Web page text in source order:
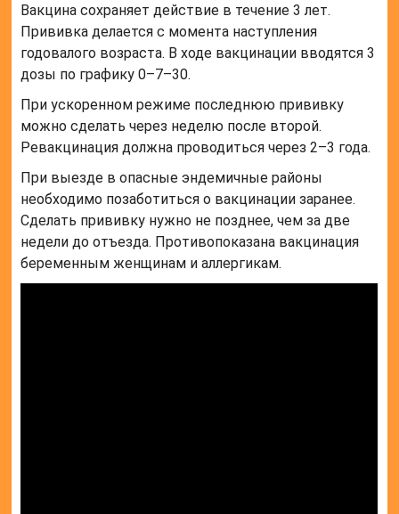
Вакцина сохраняет действие в течение 3 лет.
Прививка делается с момента наступления
годовалого возраста. В ходе вакцинации вводятся 3
дозы по графику 0–7–30.
При ускоренном режиме последнюю прививку
можно сделать через неделю после второй.
Ревакцинация должна проводиться через 2–3 года.
При выезде в опасные эндемичные районы
необходимо позаботиться о вакцинации заранее.
Сделать прививку нужно не позднее, чем за две
недели до отъезда. Противопоказана вакцинация
беременным женщинам и аллергикам.